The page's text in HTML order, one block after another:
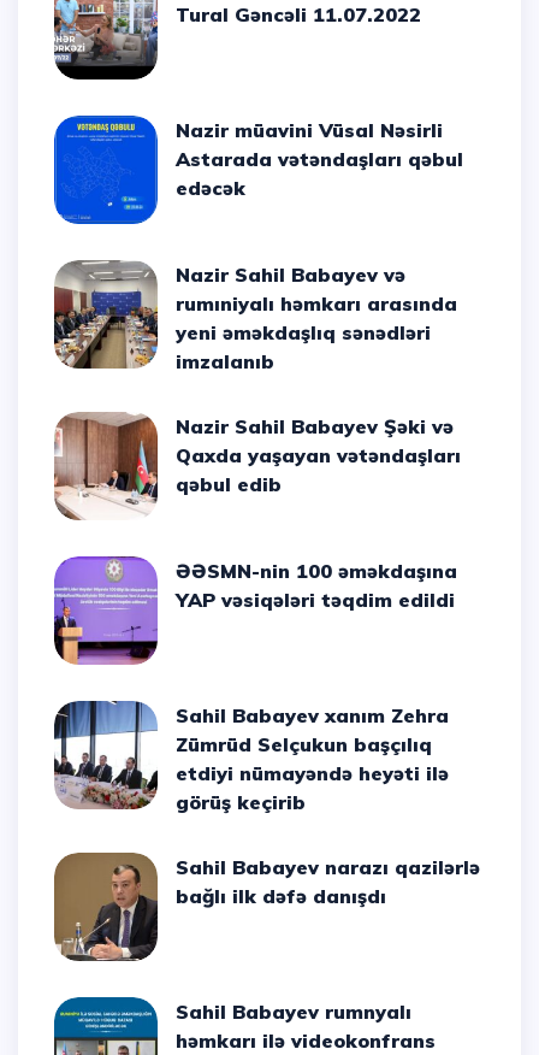
Tural Gəncəli 11.07.2022
Nazir müavini Vüsal Nəsirli
Astarada vətəndaşları qəbul
edəcək
Nazir Sahil Babayev və
rumıniyalı həmkarı arasında
yeni əməkdaşlıq sənədləri
imzalanıb
Nazir Sahil Babayev Şəki və
Qaxda yaşayan vətəndaşları
qəbul edib
ƏƏSMN-nin 100 əməkdaşına
YAP vəsiqələri təqdim edildi
Sahil Babayev xanım Zehra
Zümrüd Selçukun başçılıq
etdiyi nümayəndə heyəti ilə
görüş keçirib
Sahil Babayev narazı qazilərlə
bağlı ilk dəfə danışdı
Sahil Babayev rumnyalı
həmkarı ilə videokonfrans